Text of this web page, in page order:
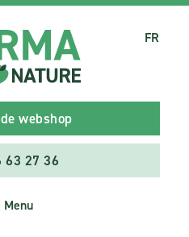
webshop
63 27 36
Menu
FR